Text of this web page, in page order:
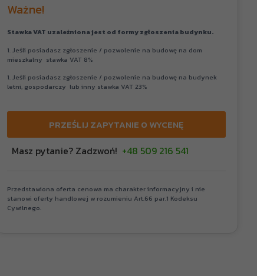
Ważne!
Stawka VAT uzależniona jest od formy zgłoszenia budynku.
1. Jeśli posiadasz zgłoszenie / pozwolenie na budowę na dom
mieszkalny stawka VAT 8%
1. Jeśli posiadasz zgłoszenie / pozwolenie na budowę na budynek
letni, gospodarczy lub inny stawka VAT 23%
PRZEŚLIJ ZAPYTANIE O WYCENĘ
Masz pytanie? Zadzwoń! +48 509 216 541
Przedstawiona oferta cenowa ma charakter informacyjny i nie
stanowi oferty handlowej w rozumieniu Art.66 par.1 Kodeksu
Cywilnego.